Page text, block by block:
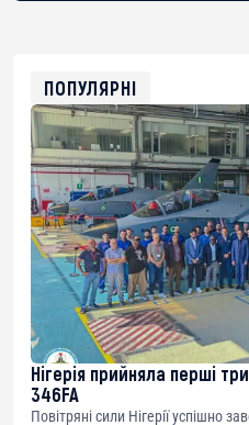
ПОПУЛЯРНІ
Нігерія прийняла перші
346FA
Повітряні сили Нігерії успішно